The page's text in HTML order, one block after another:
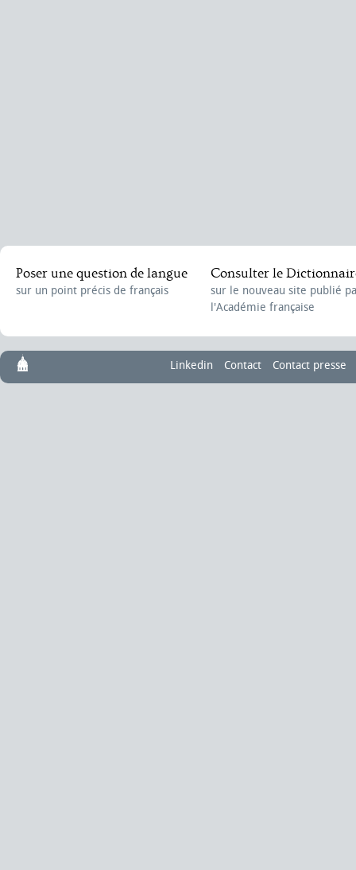
Poser une question de langue
sur un point précis de français
Consulter le
sur le nouveau site publié
l'Académie française
Linkedin Contact Contact presse